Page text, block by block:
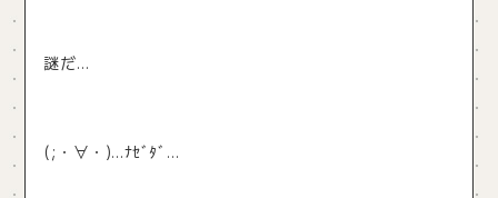
謎だ…
(;・∀・)…ﾅｾﾞﾀﾞ…